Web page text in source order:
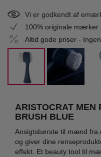
Vi er godkendt af
100% originale mærker
Altid gode priser -
ARISTOCRAT MEN
BRUSH BLUE
Ansigtsbørste til mænd fra
og giver dine
effekt. Et beauty tool til